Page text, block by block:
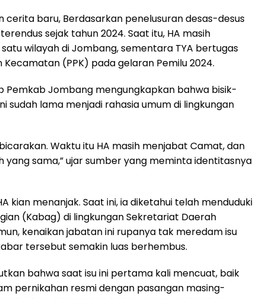
cerita baru, Berdasarkan penelusuran desas-desus
sejak tahun 2024. Saat itu, HA masih
wilayah di Jombang, sementara TYA bertugas
(PPK) pada gelaran Pemilu 2024.
Pemkab Jombang mengungkapkan bahwa bisik-
sudah lama menjadi rahasia umum di lingkungan
Waktu itu HA masih menjabat Camat, dan
yang sama,” ujar sumber yang meminta identitasnya
kian menanjak. Saat ini, ia diketahui telah menduduki
(Kabag) di lingkungan Sekretariat Daerah
kenaikan jabatan ini rupanya tak meredam isu
tersebut semakin luas berhembus.
bahwa saat isu ini pertama kali mencuat, baik
pernikahan resmi dengan pasangan masing-